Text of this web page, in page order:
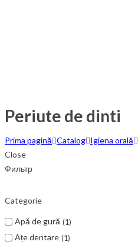
Periute de dinti
Prima pagină Catalog Igiena orală
Close
Фильтр
Categorie
Apă de gură 1
Ațe dentare 1